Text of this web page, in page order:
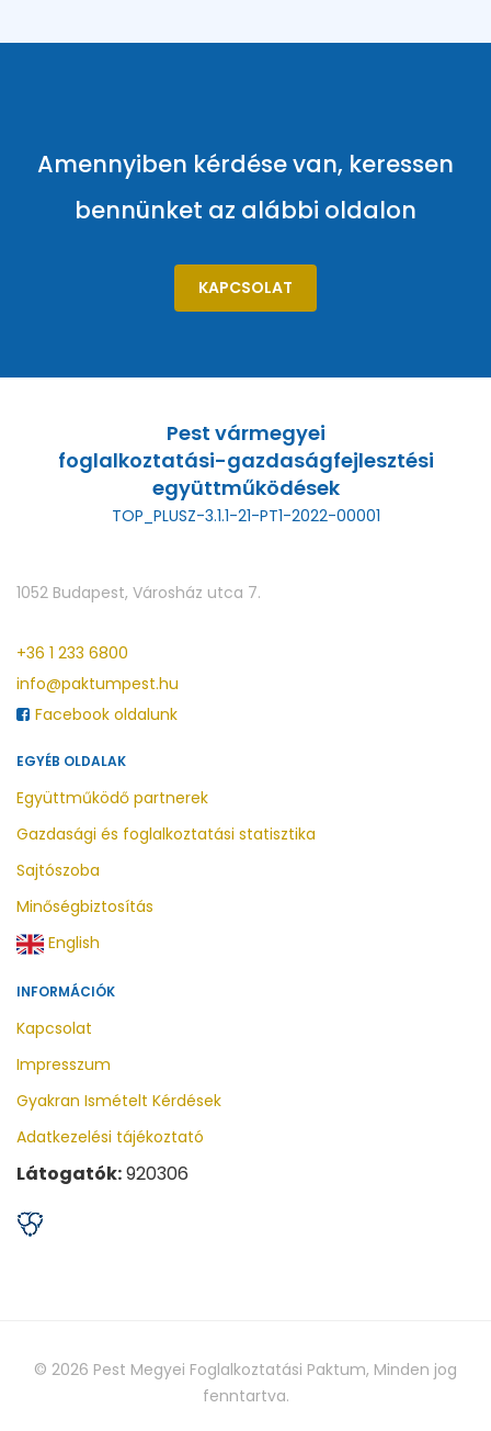
Amennyiben kérdése van, keressen
bennünket az alábbi oldalon
KAPCSOLAT
Pest vármegyei
foglalkoztatási-gazdaságfejlesztési
együttműködések
TOP_PLUSZ-3.1.1-21-PT1-2022-00001
1052 Budapest, Városház utca 7.
+36 1 233 6800
info@paktumpest.hu
Facebook oldalunk
EGYÉB OLDALAK
Együttműködő partnerek
Gazdasági és foglalkoztatási statisztika
Sajtószoba
Minőségbiztosítás
English
INFORMÁCIÓK
Kapcsolat
Impresszum
Gyakran Ismételt Kérdések
Adatkezelési tájékoztató
Látogatók:920306
© 2026 Pest Megyei Foglalkoztatási Paktum, Minden jog
fenntartva.